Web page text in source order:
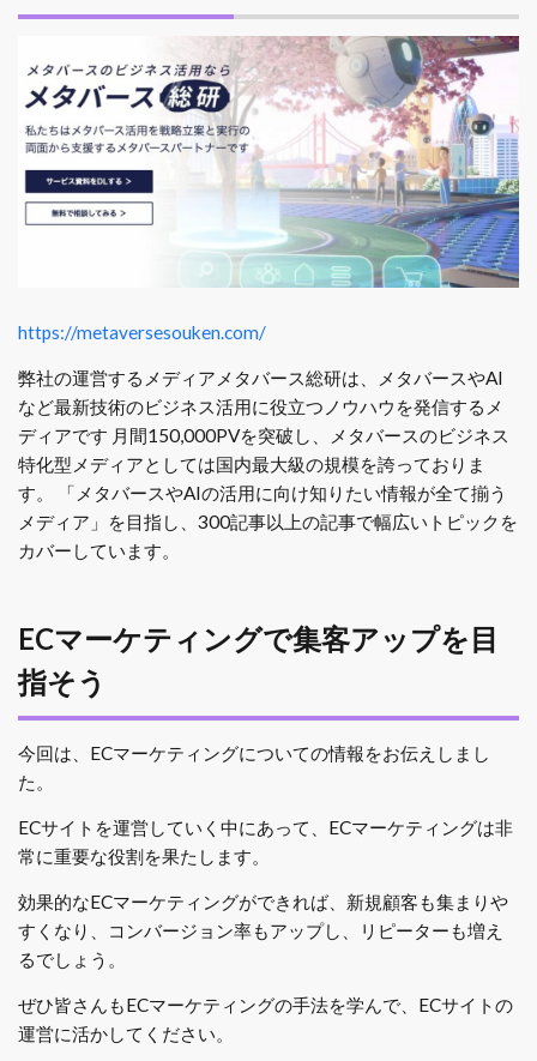
https://metaversesouken.com/
弊社の運営するメディアメタバース総研は、メタバースやAI
など最新技術のビジネス活用に役立つノウハウを発信するメ
ディアです 月間150,000PVを突破し、メタバースのビジネス
特化型メディアとしては国内最大級の規模を誇っておりま
す。 「メタバースやAIの活用に向け知りたい情報が全て揃う
メディア」を目指し、300記事以上の記事で幅広いトピックを
カバーしています。
ECマーケティングで集客アップを目
指そう
今回は、ECマーケティングについての情報をお伝えしまし
た。
ECサイトを運営していく中にあって、ECマーケティングは非
常に重要な役割を果たします。
効果的なECマーケティングができれば、新規顧客も集まりや
すくなり、コンバージョン率もアップし、リピーターも増え
るでしょう。
ぜひ皆さんもECマーケティングの手法を学んで、ECサイトの
運営に活かしてください。